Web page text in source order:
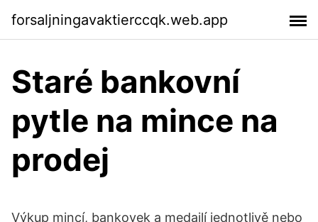
forsaljningavaktierccqk.web.app
Staré bankovní
pytle na mince na
prodej
Výkup mincí, bankovek a medailí jednotlivě nebo